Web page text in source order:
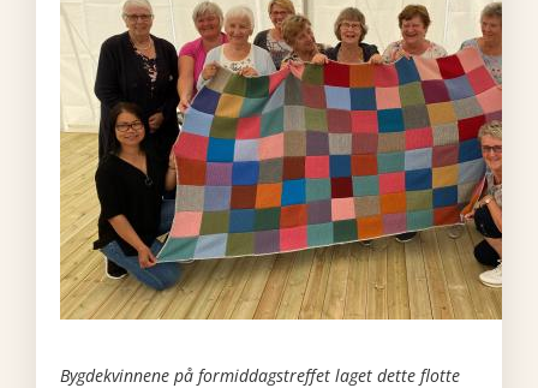
Bygdekvinnene på formiddagstreffet laget dette flotte